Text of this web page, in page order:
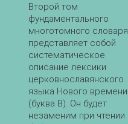
Второй том
фундаментального
многотомного словаря
представляет собой
систематическое
описание лексики
церковнославянского
языка Нового времени
(буква В). Он будет
незаменим при чтении